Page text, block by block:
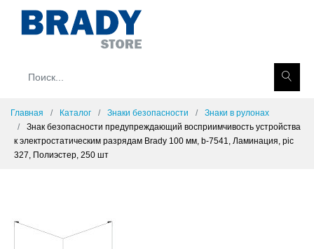
Главная Каталог Знаки безопасности
Знаки в рулонах
Знак безопасности предупреждающий восприимчивость устройства
к электростатическим разрядам Brady 100 мм, b-7541, Ламинация, pic
327, Полиэстер, 250 шт